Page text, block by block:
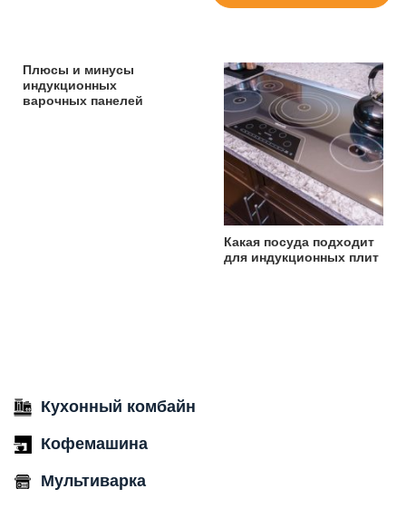
Плюсы и минусы
индукционных
варочных панелей
Какая посуда подходит
для индукционных плит
Кухонный комбайн
Кофемашина
Мультиварка